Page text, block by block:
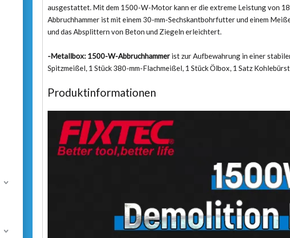
ausgestattet. Mit dem 1500-W-Motor kann er die extreme Leistung von
Abbruchhammer ist mit einem 30-mm-Sechskantbohrfutter und einem
und das Absplittern von Beton und Ziegeln erleichtert.
-Metallbox: 1500-W-Abbruchhammer ist zur Aufbewahrung in einer
Spitzmeißel, 1 Stück 380-mm-Flachmeißel, 1 Stück Ölbox, 1 Satz
Produktinformationen